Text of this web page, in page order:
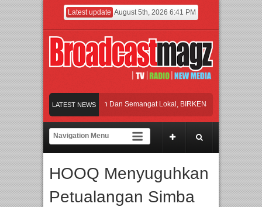
Latest update August 5th, 2026 6:41 PM
LATEST NEWS
Perpaduan Warisan Dan Semangat Lokal, BIRKENSTOCK INDONESIA
UT School, PTBA, dan Kamaju Tingkatkan Kualitas SDM melalui Basic
Eksklusif Pemain Sinetron Biarkan Hati Bicara, Febby Rastanty, Rangga
Perpaduan Warisan Dan Semangat Lokal, BIRKENSTOCK INDONESIA
HOOQ Menyuguhkan
Petualangan Simba